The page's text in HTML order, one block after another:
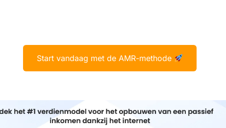
Start vandaag met de AMR-methode